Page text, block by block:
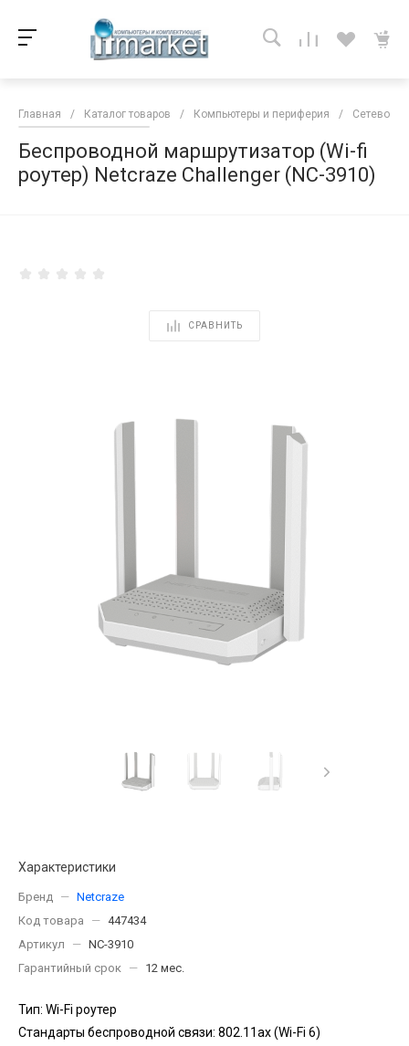
Главная / Каталог товаров / Компьютеры и периферия / Сетевое
Беспроводной маршрутизатор (Wi-fi
роутер) Netcraze Challenger (NC-3910)
СРАВНИТЬ
Характеристики
Бренд — Netcraze
Код товара
— 447434
Артикул
— NC-3910
Гарантийный срок
— 12 мес.
Тип: Wi-Fi роутер
Стандарты беспроводной связи: 802.11ax (Wi-Fi 6)